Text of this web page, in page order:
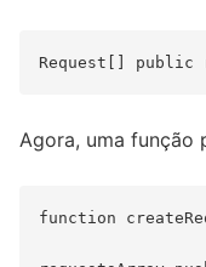
Agora, uma função
function